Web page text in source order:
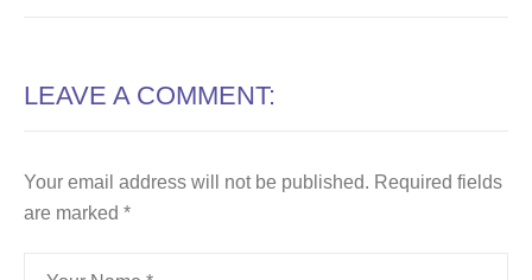
LEAVE A COMMENT:
Your email address will not be published. Required fields
are marked *